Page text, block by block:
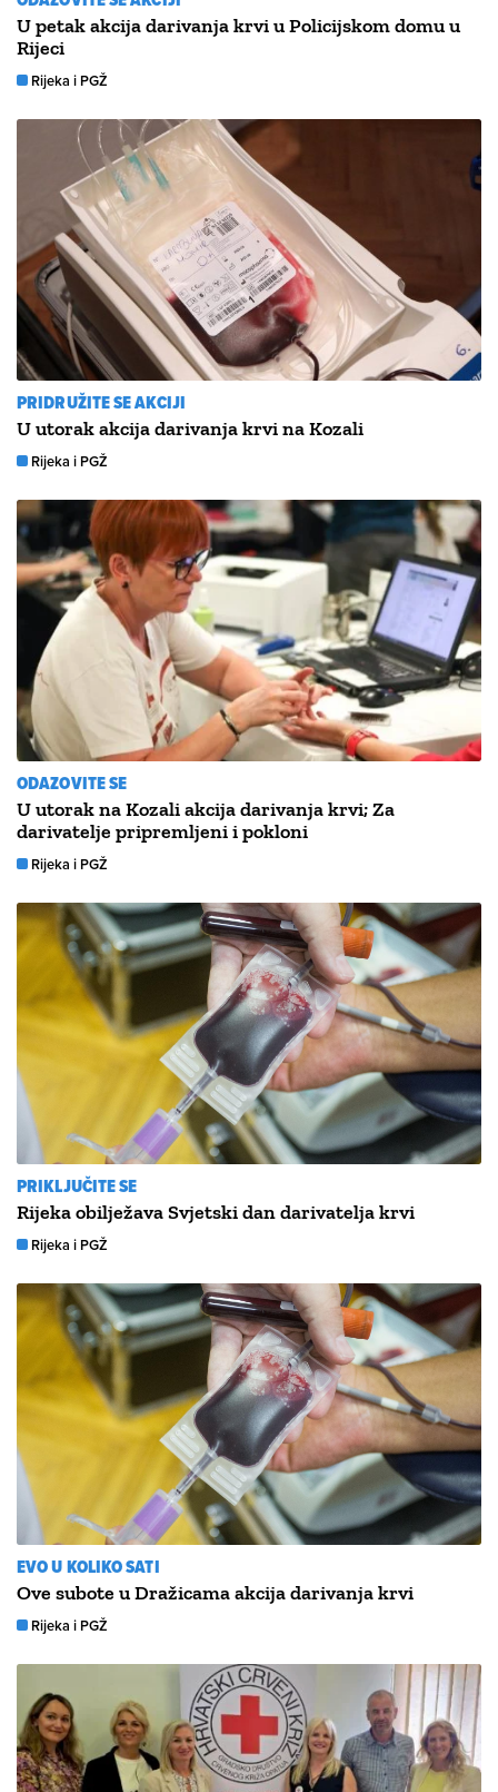
U petak akcija darivanja krvi u Policijskom domu u
Rijeci
Rijeka i PGŽ
PRIDRUŽITE SE AKCIJI
U utorak akcija darivanja krvi na Kozali
Rijeka i PGŽ
ODAZOVITE SE
U utorak na Kozali akcija darivanja krvi; Za
darivatelje pripremljeni i pokloni
Rijeka i PGŽ
PRIKLJUČITE SE
Rijeka obilježava Svjetski dan darivatelja krvi
Rijeka i PGŽ
EVO U KOLIKO SATI
Ove subote u Dražicama akcija darivanja krvi
Rijeka i PGŽ